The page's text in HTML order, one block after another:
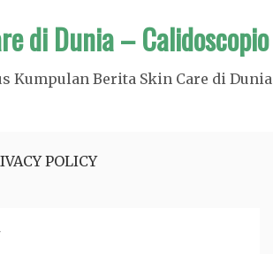
di Dunia – Calidoscopio
Kumpulan Berita Skin Care di Dunia
POLICY